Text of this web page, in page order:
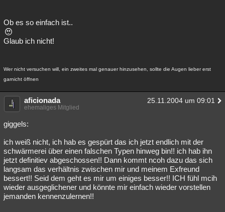
Ob es so einfach ist..
Glaub ich nicht!
Wer nicht versuchen will, ein zweites mal genauer hinzusehen, sollte die Augen lieber erst
garnicht öffnen
aficionada 25.11.2004 um 09:01
ehemaliges Mitglied
giggels:
ich weiß nicht, ich hab es gespürt das ich jetzt endlich mit der
schwärmerei über einen falschen Typen hinweg bin!! ich hab ihn
jetzt definitiev abgeschossen!! Dann kommt ncoh dazu das sich
langsam das verhältnis zwischen mir und meinem Exfreund
bessert!! Seid dem geht es mir um einiges besser!! ICH fühl mcih
wieder ausgeglichener und könnte mir einfach wieder vorstellen
jemanden kennenzulernen!!